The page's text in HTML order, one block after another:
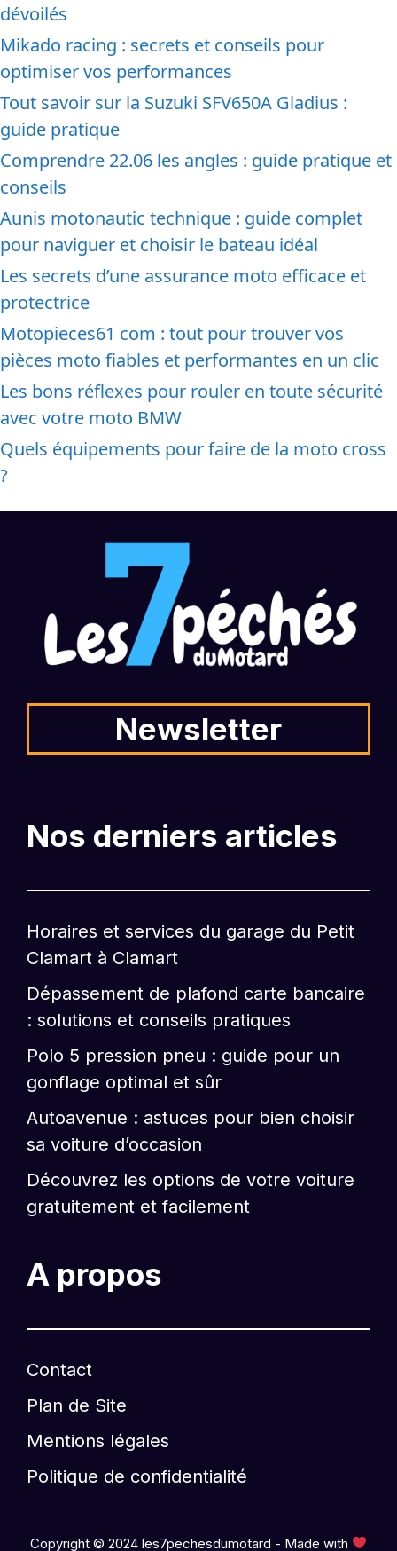
dévoilés
Mikado racing : secrets et conseils pour
optimiser vos performances
Tout savoir sur la Suzuki SFV650A Gladius :
guide pratique
Comprendre 22.06 les angles : guide pratique et
conseils
Aunis motonautic technique : guide complet
pour naviguer et choisir le bateau idéal
Les secrets d’une assurance moto efficace et
protectrice
Motopieces61 com : tout pour trouver vos
pièces moto fiables et performantes en un clic
Les bons réflexes pour rouler en toute sécurité
avec votre moto BMW
Quels équipements pour faire de la moto cross
?
Newsletter
Nos derniers articles
Horaires et services du garage du Petit
Clamart à Clamart
Dépassement de plafond carte bancaire
: solutions et conseils pratiques
Polo 5 pression pneu : guide pour un
gonflage optimal et sûr
Autoavenue : astuces pour bien choisir
sa voiture d’occasion
Découvrez les options de votre voiture
gratuitement et facilement
A propos
Contact
Plan de Site
Mentions légales
Politique de confidentialité
Copyright © 2024 les7pechesdumotard - Made with